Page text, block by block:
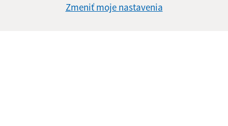
Zmeniť moje nastavenia